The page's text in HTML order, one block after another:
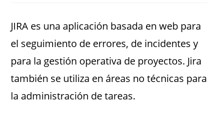
JIRA es una aplicación basada en web para
el seguimiento de errores, de incidentes y
para la gestión operativa de proyectos. Jira
también se utiliza en áreas no técnicas para
la administración de tareas.